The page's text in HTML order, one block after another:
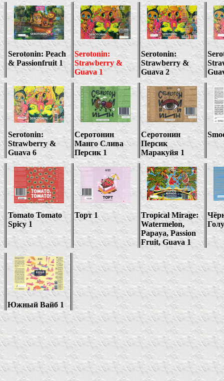
Serotonin:Peach
& Passionfruit 1
Serotonin:
Strawberry &
Guava1
Serotonin:
Strawberry &
Guava 2
Serotonin:
Strawberry &
Guava 6
Серотонин
Манго Слива
Персик 1
Серотонин
Персик
Маракуйя 1
Tomato Tomato
Spicy 1
Торт 1
Tropical Mirage:
Watermelon,
Papaya, Passion
Fruit, Guava1
Южный Вайб 1